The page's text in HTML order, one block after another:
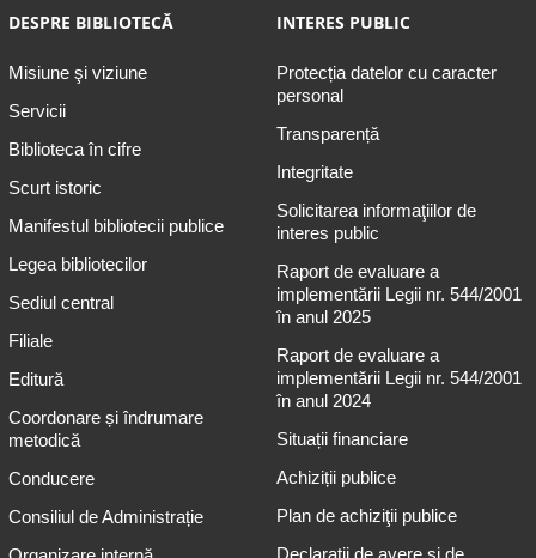
DESPRE BIBLIOTECĂ
Misiune şi viziune
Servicii
Biblioteca în cifre
Scurt istoric
Manifestul bibliotecii publice
Legea bibliotecilor
Sediul central
Filiale
Editură
Coordonare și îndrumare
metodică
Conducere
Consiliul de Administrație
INTERES PUBLIC
Protecția datelor cu caracter
personal
Transparență
Integritate
Solicitarea informaţiilor de
interes public
Raport de evaluare a
implementării Legii nr. 544/2001
în anul 2025
Raport de evaluare a
implementării Legii nr. 544/2001
în anul 2024
Situații financiare
Achiziții publice
Plan de achiziţii publice
Declarații de avere și de